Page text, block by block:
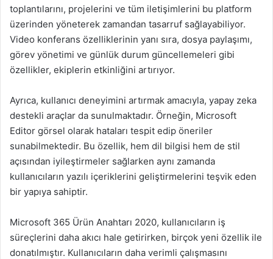
toplantılarını, projelerini ve tüm iletişimlerini bu platform
üzerinden yöneterek zamandan tasarruf sağlayabiliyor.
Video konferans özelliklerinin yanı sıra, dosya paylaşımı,
görev yönetimi ve günlük durum güncellemeleri gibi
özellikler, ekiplerin etkinliğini artırıyor.
Ayrıca, kullanıcı deneyimini artırmak amacıyla, yapay zeka
destekli araçlar da sunulmaktadır. Örneğin, Microsoft
Editor görsel olarak hataları tespit edip öneriler
sunabilmektedir. Bu özellik, hem dil bilgisi hem de stil
açısından iyileştirmeler sağlarken aynı zamanda
kullanıcıların yazılı içeriklerini geliştirmelerini teşvik eden
bir yapıya sahiptir.
Microsoft 365 Ürün Anahtarı 2020, kullanıcıların iş
süreçlerini daha akıcı hale getirirken, birçok yeni özellik ile
donatılmıştır. Kullanıcıların daha verimli çalışmasını